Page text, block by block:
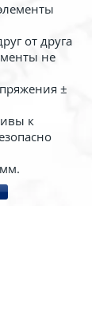
от друга
не
±
к